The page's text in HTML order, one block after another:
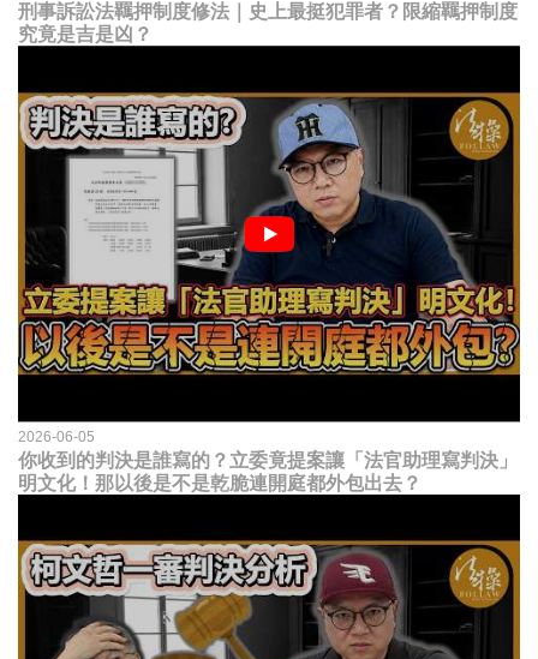
刑事訴訟法羈押制度修法｜史上最挺犯罪者？限縮羈押制度
究竟是吉是凶？
2026-06-05
你收到的判決是誰寫的？立委竟提案讓「法官助理寫判決」
明文化！那以後是不是乾脆連開庭都外包出去？